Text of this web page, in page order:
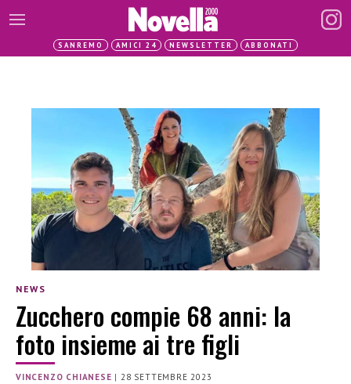
SANREMO AMICI 24 NEWSLETTER ABBONATI
NEWS
Zucchero compie 68 anni: la
foto insieme ai tre figli
VINCENZO CHIANESE |28 SETTEMBRE 2023